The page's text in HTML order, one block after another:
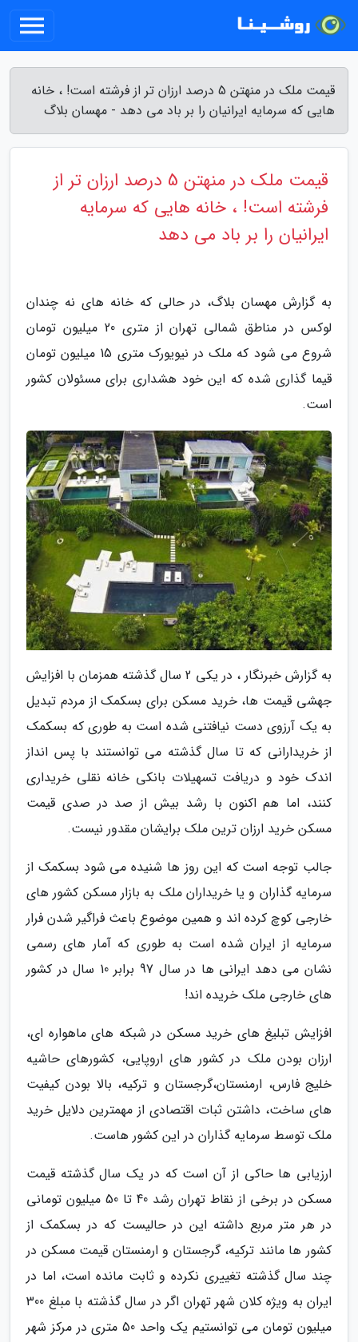
قیمت ملک در منهتن 5 درصد ارزان تر از فرشته است! ، خانه
هایی که سرمایه ایرانیان را بر باد می دهد - مهسان بلاگ
قیمت ملک در منهتن 5 درصد ارزان تر از
فرشته است! ، خانه هایی که سرمایه
ایرانیان را بر باد می دهد
به گزارش مهسان بلاگ، در حالی که خانه های نه چندان
لوکس در مناطق شمالی تهران از متری 20 میلیون تومان
شروع می شود که ملک در نیویورک متری 15 میلیون تومان
قیما گذاری شده که این خود هشداری برای مسئولان کشور
است.
به گزارش خبرنگار ، در یکی 2 سال گذشته همزمان با افزایش
جهشی قیمت ها، خرید مسکن برای بسکمک از مردم تبدیل
به یک آرزوی دست نیافتنی شده است به طوری که بسکمک
از خریدارانی که تا سال گذشته می توانستند با پس انداز
اندک خود و دریافت تسهیلات بانکی خانه نقلی خریداری
کنند، اما هم اکنون با رشد بیش از صد در صدی قیمت
مسکن خرید ارزان ترین ملک برایشان مقدور نیست.
جالب توجه است که این روز ها شنیده می شود بسکمک از
سرمایه گذاران و یا خریداران ملک به بازار مسکن کشور های
خارجی کوچ کرده اند و همین موضوع باعث فراگیر شدن فرار
سرمایه از ایران شده است به طوری که آمار های رسمی
نشان می دهد ایرانی ها در سال 97 برابر 10 سال در کشور
های خارجی ملک خریده اند!
افزایش تبلیغ های خرید مسکن در شبکه های ماهواره ای،
ارزان بودن ملک در کشور های اروپایی، کشورهای حاشیه
خلیج فارس، ارمنستان،گرجستان و ترکیه، بالا بودن کیفیت
های ساخت، داشتن ثبات اقتصادی از مهمترین دلایل خرید
ملک توسط سرمایه گذاران در این کشور هاست.
ارزیابی ها حاکی از آن است که در یک سال گذشته قیمت
مسکن در برخی از نقاط تهران رشد 40 تا 50 میلیون تومانی
در هر متر مربع داشته این در حالیست که در بسکمک از
کشور ها مانند ترکیه، گرجستان و ارمنستان قیمت مسکن در
چند سال گذشته تغییری نکرده و ثابت مانده است، اما در
ایران به ویژه کلان شهر تهران اگر در سال گذشته با مبلغ 300
میلیون تومان می توانستیم یک واحد 50 متری در مرکز شهر